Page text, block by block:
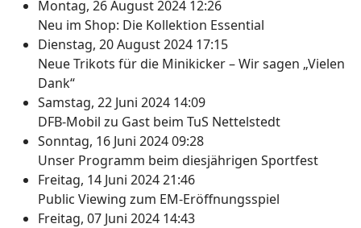
Montag, 26 August 2024 12:26
Neu im Shop: Die Kollektion Essential
Dienstag, 20 August 2024 17:15
Neue Trikots für die Minikicker – Wir sagen „Vielen
Dank“
Samstag, 22 Juni 2024 14:09
DFB-Mobil zu Gast beim TuS Nettelstedt
Sonntag, 16 Juni 2024 09:28
Unser Programm beim diesjährigen Sportfest
Freitag, 14 Juni 2024 21:46
Public Viewing zum EM-Eröffnungsspiel
Freitag, 07 Juni 2024 14:43